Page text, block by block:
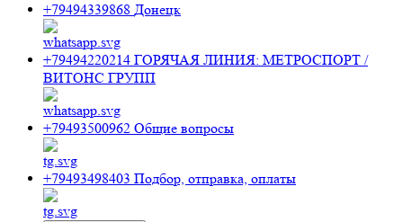
+79494339868 Донецк
+79494220214 ГОРЯЧАЯ ЛИНИЯ: МЕТРОСПОРТ /
ВИТОНС ГРУПП
+79493500962 Общие вопросы
+79493498403 Подбор, отправка, оплаты